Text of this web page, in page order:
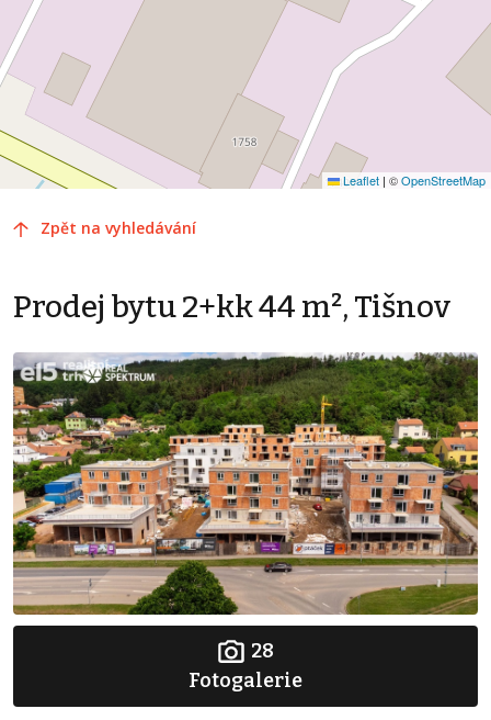
Leaflet | ©OpenStreetMap
Zpět na vyhledávání
Prodej bytu 2+kk 44 m², Tišnov
28
Fotogalerie